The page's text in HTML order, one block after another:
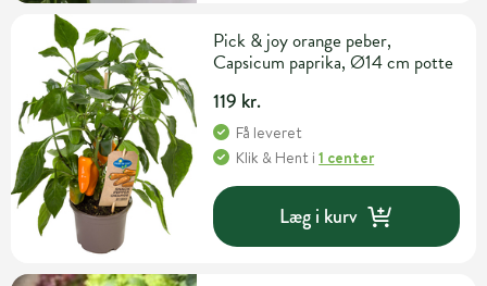
Pick & joy orange peber,
Capsicum paprika, Ø14 cm potte
119 kr.
Få leveret
Klik & Hent i1 center
Læg i kurv